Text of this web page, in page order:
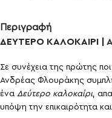
Περιγραφή
ΔΕΥΤΕΡΟ ΚΑΛΟΚΑΙΡΙ |
Σε συνέχεια της πρώτης
Ανδρέας Φλουράκης
ένα Δεύτερο καλοκαίρι ,
υπόψη την επικαιρότητα